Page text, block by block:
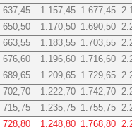
637,45 1.157,45 1.677,45
650,50 1.170,50 1.690,50
663,55 1.183,55 1.703,55
676,60 1.196,60 1.716,60
689,65 1.209,65 1.729,65
702,70 1.222,70 1.742,70
715,75 1.235,75 1.755,75
728,80 1.248,80 1.768,80